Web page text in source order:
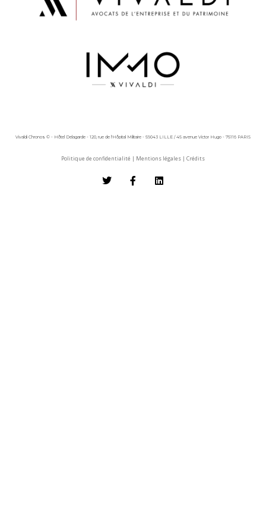
Vivaldi Chronos © - Hôtel Delagarde - 120, rue de l'Hôpital Militaire - 59043 LILLE / 45 avenue Victor Hugo - 75116 PARIS
Politique de confidentialité | Mentions légales | Crédits